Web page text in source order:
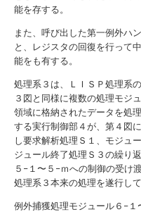
能を存する。
また、呼び出した第一例外ハ
と、レジスタの回復を行って
能をも有する。
処理系３は、ＬＩＳＰ処理系
３図と同様に複数の処理モジ
領域に格納されたデータを処
する実行制御部４が、第４図
し要求解析処理Ｓ１、モジュ
ジュール終了処理Ｓ３の繰り
５−１〜５−ｍへの制御の受け
処理系３本来の処理を遂行して
例外捕獲処理モジュール６−